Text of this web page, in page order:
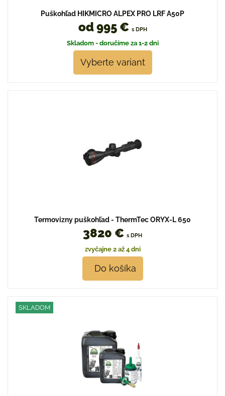
Puškohľad HIKMICRO ALPEX PRO LRF A50P
od 995 € s DPH
Skladom - doručíme za 1-2 dni
Vyberte variant
Termovizny puškohľad - ThermTec ORYX-L 650
3820 € s DPH
zvyčajne 2 až 4 dni
Do košíka
SKLADOM